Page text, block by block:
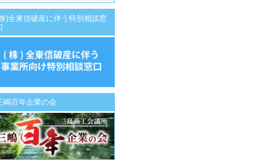
)全東信破産に伴う特別相談窓
嶋百年企業の会